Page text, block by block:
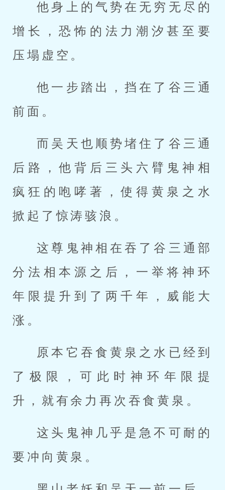
他身上的气势在无穷无尽的
增长，恐怖的法力潮汐甚至要
压塌虚空。
他一步踏出，挡在了谷三通
前面。
而吴天也顺势堵住了谷三通
后路，他背后三头六臂鬼神相
疯狂的咆哮著，使得黄泉之水
掀起了惊涛骇浪。
这尊鬼神相在吞了谷三通部
分法相本源之后，一举将神环
年限提升到了两千年，威能大
涨。
原本它吞食黄泉之水已经到
了极限，可此时神环年限提
升，就有余力再次吞食黄泉。
这头鬼神几乎是急不可耐的
要冲向黄泉。